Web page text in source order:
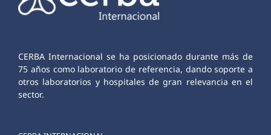
CERBA Internacional se ha posicionado durante más de
75 años como laboratorio de referencia, dando soporte a
otros laboratorios y hospitales de gran relevancia en el
sector.